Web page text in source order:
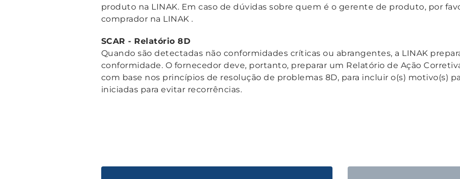
produto na LINAK. Em caso de dúvidas sobre quem é o gerente de produto, por
comprador na LINAK .
SCAR - Relatório 8D
Quando são detectadas não conformidades críticas ou abrangentes, a LINAK
conformidade. O fornecedor deve, portanto, preparar um Relatório de Ação
com base nos princípios de resolução de problemas 8D, para incluir o(s) motivo(s)
iniciadas para evitar recorrências.